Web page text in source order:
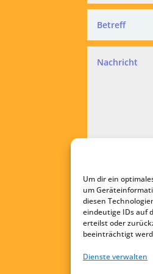
Um dir ein
um
diesen
eindeutige IDs auf
erteilst oder
beeinträchtigt
Dienste verwalten
Datenschutz